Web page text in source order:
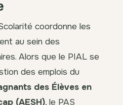
coordonne les
au sein des
Alors que le PIAL se
des emplois du
des Élèves en
(AESH), le PAS